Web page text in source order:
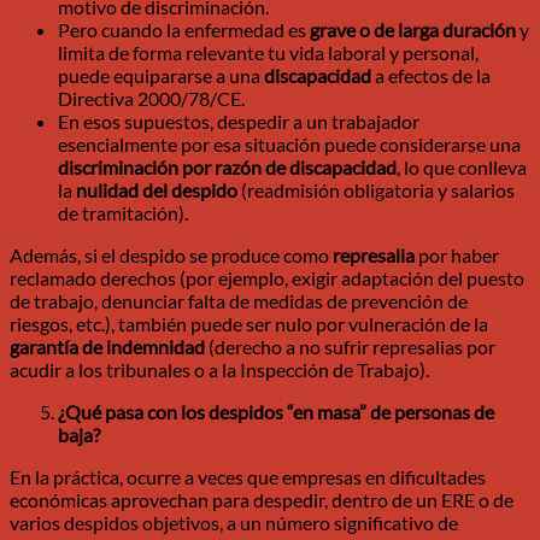
motivo de discriminación.
Pero cuando la enfermedad esgrave o de larga duracióny
limita de forma relevante tu vida laboral y personal,
puede equipararse a unadiscapacidada efectos de la
Directiva 2000/78/CE.
En esos supuestos, despedir a un trabajador
esencialmente por esa situación puede considerarse una
discriminación por razón de discapacidad, lo que conlleva
la nulidad del despido (readmisión obligatoria y salarios
de tramitación).
Además, si el despido se produce como represalia por haber
reclamado derechos (por ejemplo, exigir adaptación del puesto
de trabajo, denunciar falta de medidas de prevención de
riesgos, etc.), también puede ser nulo por vulneración de la
garantía de indemnidad (derecho a no sufrir represalias por
acudir a los tribunales o a la Inspección de Trabajo).
¿Qué pasa con los despidos “en masa” de personas de
baja?
En la práctica, ocurre a veces que empresas en dificultades
económicas aprovechan para despedir, dentro de un ERE o de
varios despidos objetivos, a un número significativo de